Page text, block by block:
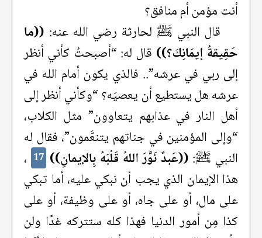
أنت مؤمن أم منافق؟
قال النبي ﷺ لحارثة رضي الله عنه: ((ما
حَقِيقةُ إيمَانِكَ؟)) قال له: “أصبحتُ كأني أنظر
إلى ربي في عرشه”.. فالذي يكون أمام الله في
عرشه هل يستطيع أن يعصيَه؟ “وكأني أنظر إلى
أهل النار في عذابهم يتعاوون” مثل الكلاب،
“وإلى المؤمنين في جناتهم يتنعَّمون”، فقال له
النبي ﷺ: ((عَبدٌ نَوَّرَ اللهُ قَلْبَهُ بِالإيمانِ)) 17 ،
هذا الإيمان الذي يجب أن نبكي عليه، أما تبكي
على مال، أو على جاه، أو على وظيفة، أو على
كذا مِن أمور الدنيا فهذا كله ستتركه غدًا ولن